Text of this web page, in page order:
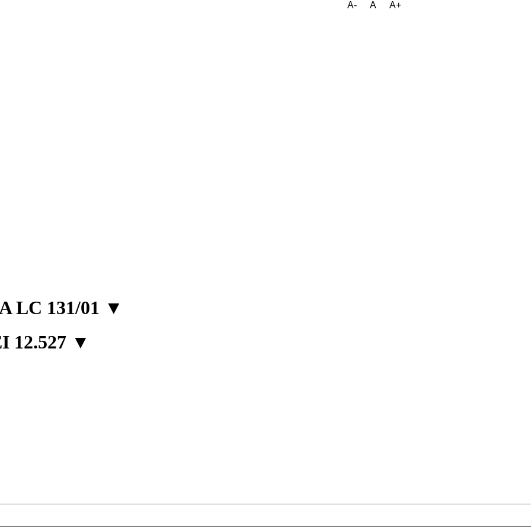
A- A A+
LC 131/01 ▼
12.527 ▼